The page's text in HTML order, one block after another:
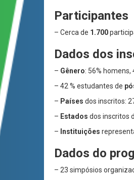
Participantes
– Cerca de 1.700
Dados dos
– Gênero: 56% homens,
– 42 % estudantes de
– Países dos inscritos:
– Estados dos inscritos
– Instituições
Dados do
– 23 simpósios